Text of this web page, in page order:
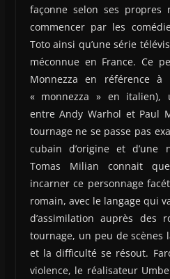
façonne selon ses propres
commencer par les
Toto ainsi qu’une série
méconnue en France. Ce
Monnezza en référence à
« monnezza » en italien),
entre Andy Warhol et Paul
tournage ne se passe pas
cubain d’origine et d’une
Tomas Milian connait
incarner ce personnage
romain, avec le langage qui
d’assimilation auprès des
tournage, un peu de scènes
et la difficulté se résout.
violence, le réalisateur